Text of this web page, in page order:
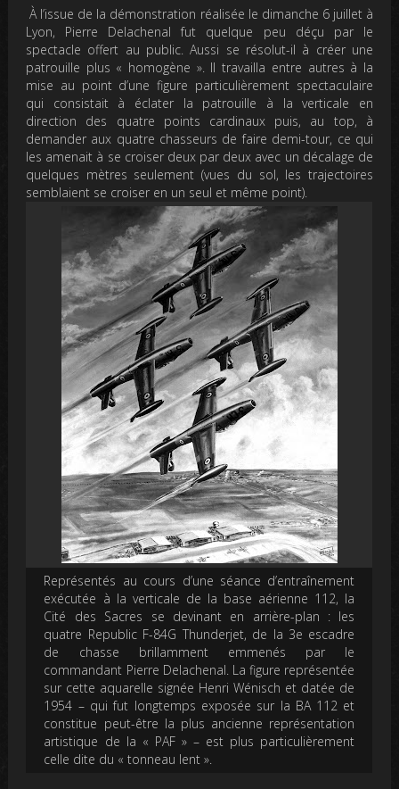
À l’issue de la démonstration réalisée le dimanche 6 juillet à
Lyon, Pierre Delachenal fut quelque peu déçu par le
spectacle offert au public. Aussi se résolut-il à créer une
patrouille plus « homogène ». Il travailla entre autres à la
mise au point d’une figure particulièrement spectaculaire
qui consistait à éclater la patrouille à la verticale en
direction des quatre points cardinaux puis, au top, à
demander aux quatre chasseurs de faire demi-tour, ce qui
les amenait à se croiser deux par deux avec un décalage de
quelques mètres seulement (vues du sol, les trajectoires
semblaient se croiser en un seul et même point).
Représentés au cours d’une séance d’entraînement
exécutée à la verticale de la base aérienne 112, la
Cité des Sacres se devinant en arrière-plan : les
quatre Republic F-84G Thunderjet, de la 3e escadre
de chasse brillamment emmenés par le
commandant Pierre Delachenal. La figure représentée
sur cette aquarelle signée Henri Wénisch et datée de
1954 – qui fut longtemps exposée sur la BA 112 et
constitue peut-être la plus ancienne représentation
artistique de la « PAF » – est plus particulièrement
celle dite du « tonneau lent ».